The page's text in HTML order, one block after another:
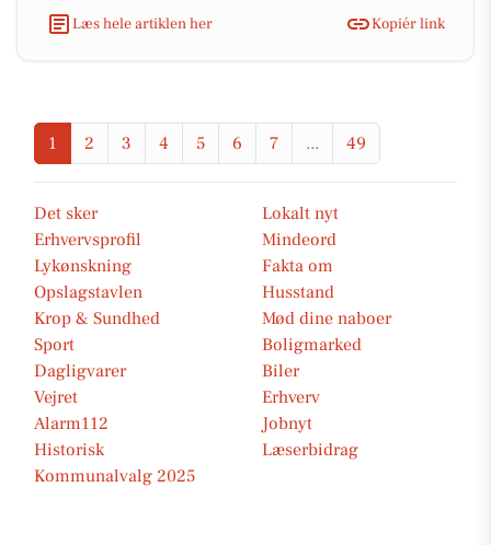
Læs hele artiklen her
Kopiér link
1 2 3 4 5 6 7 ... 49
Det sker
Lokalt nyt
Erhvervsprofil
Mindeord
Lykønskning
Fakta om
Opslagstavlen
Husstand
Krop & Sundhed
Mød dine naboer
Sport
Boligmarked
Dagligvarer
Biler
Vejret
Erhverv
Alarm112
Jobnyt
Historisk
Læserbidrag
Kommunalvalg 2025